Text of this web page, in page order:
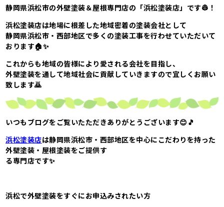
静岡県浜松市の外壁塗装＆屋根専門店の「浜松塗装店」です👷！
浜松塗装店は地場に根差した地域密着の塗装会社として
静岡県浜松市・西部地区で多くの塗装工事を行わせていただいて
おります🏠✨
これからも地域の皆様により愛される会社を目指し、
外壁塗装を通して地域社会に貢献していきますので宜しくお願い
致します🙇
いつもブログをご覧いたただきありがとうございます😊🎵
浜松塗装店は静岡県浜松市・西部地区を中心にこだわりを持った
外壁塗装・ 屋根塗装をご提供す
る専門店です✨
浜松で外壁塗装をすぐにお申込みされたい方